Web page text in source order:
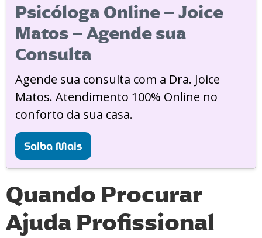
Psicóloga Online – Joice
Matos – Agende sua
Consulta
Agende sua consulta com a Dra. Joice
Matos. Atendimento 100% Online no
conforto da sua casa.
Saiba Mais
Quando Procurar
Ajuda Profissional